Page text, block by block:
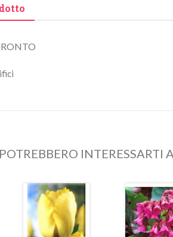
POTREBBERO INTERESSARTI